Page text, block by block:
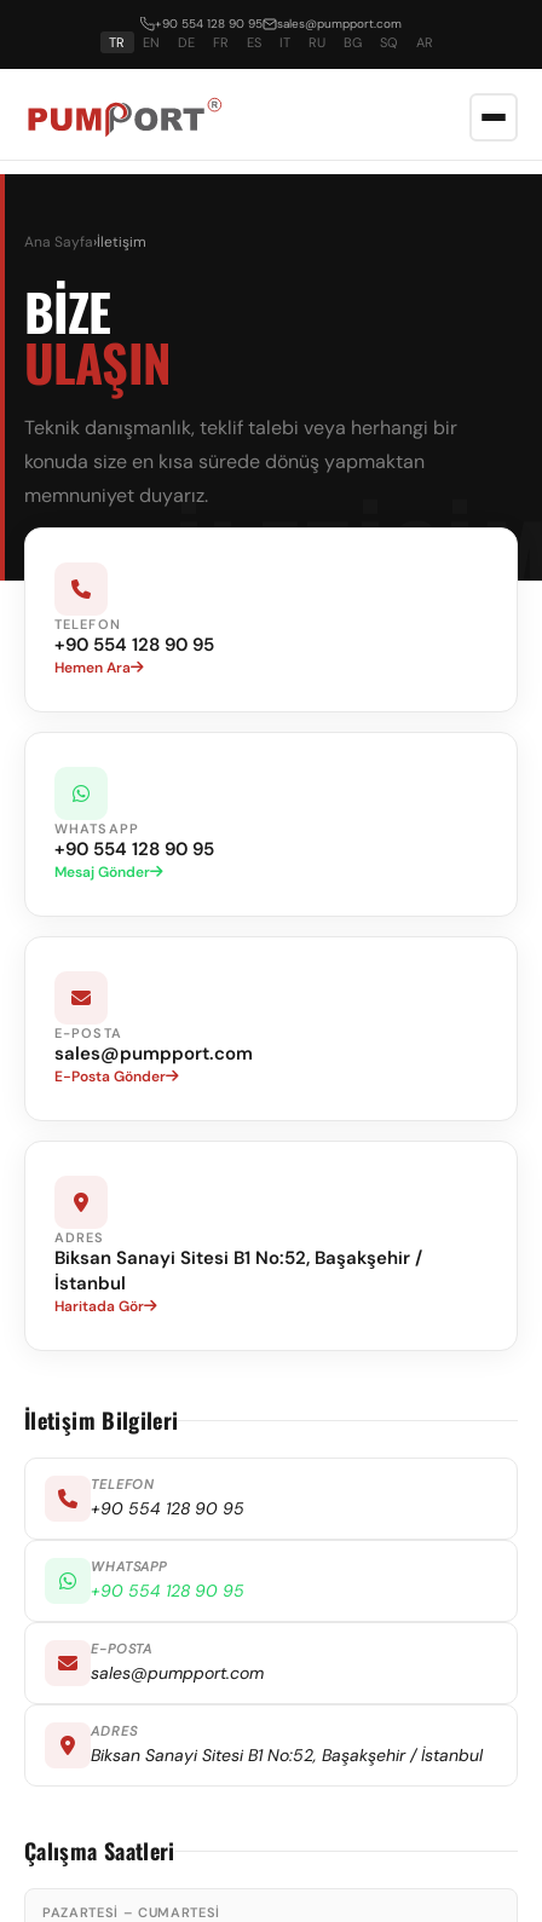
+90 554 128 90 95 sales@pumpport.com
TR EN DE FR ES IT RU BG SQ AR
Ana Sayfa›İletişim
BİZE
ULAŞIN
Teknik danışmanlık, teklif talebi veya herhangi bir
konuda size en kısa sürede dönüş yapmaktan
memnuniyet duyarız.
TELEFON
+90 554 128 90 95
Hemen Ara
WHATSAPP
+90 554 128 90 95
Mesaj Gönder
E-POSTA
sales@pumpport.com
E-Posta Gönder
ADRES
Biksan Sanayi Sitesi B1 No:52, Başakşehir /
İstanbul
Haritada Gör
İletişim Bilgileri
TELEFON
+90 554 128 90 95
WHATSAPP
+90 554 128 90 95
E-POSTA
sales@pumpport.com
ADRES
Biksan Sanayi Sitesi B1 No:52, Başakşehir / İstanbul
Çalışma Saatleri
PAZARTESI – CUMARTESI